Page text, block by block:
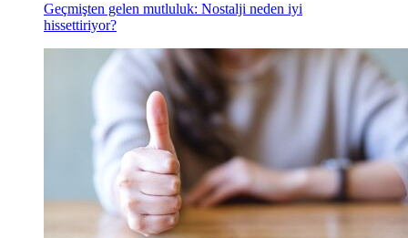
Geçmişten gelen mutluluk: Nostalji neden iyi
hissettiriyor?